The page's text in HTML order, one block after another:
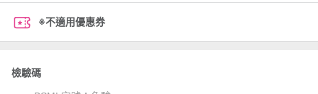
※不適用優惠券
檢驗碼